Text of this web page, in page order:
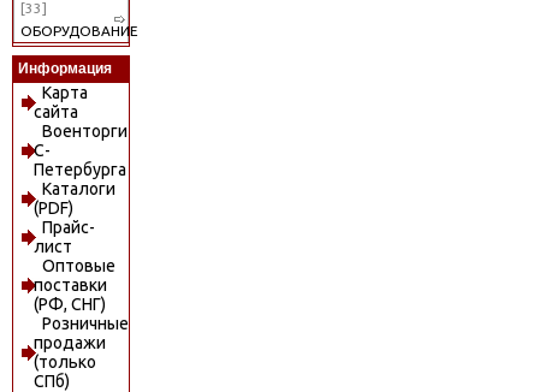
[33]
ОБОРУДОВАНИЕ
Информация
Карта
сайта
Военторги
С-
Петербурга
Каталоги
(PDF)
Прайс-
лист
Оптовые
поставки
(РФ, СНГ)
Розничные
продажи
(только
СПб)